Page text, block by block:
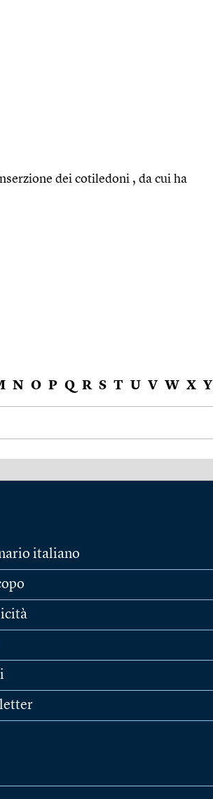
dei cotiledoni , da cui ha
N O P Q R S T U V W X Y
italiano